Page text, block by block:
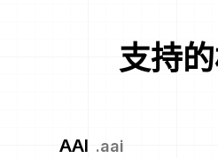
支持
AAI .aai